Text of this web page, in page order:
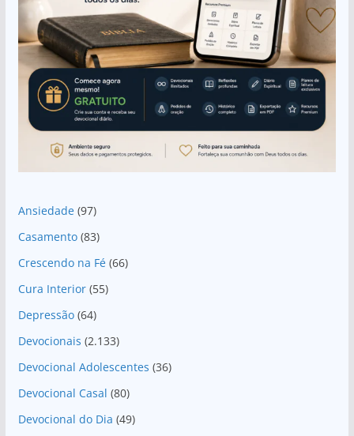
Ansiedade(97)
Casamento(83)
Crescendo na Fé(66)
Cura Interior(55)
Depressão(64)
Devocionais (2.133)
Devocional Adolescentes (36)
Devocional Casal (80)
Devocional do Dia (49)